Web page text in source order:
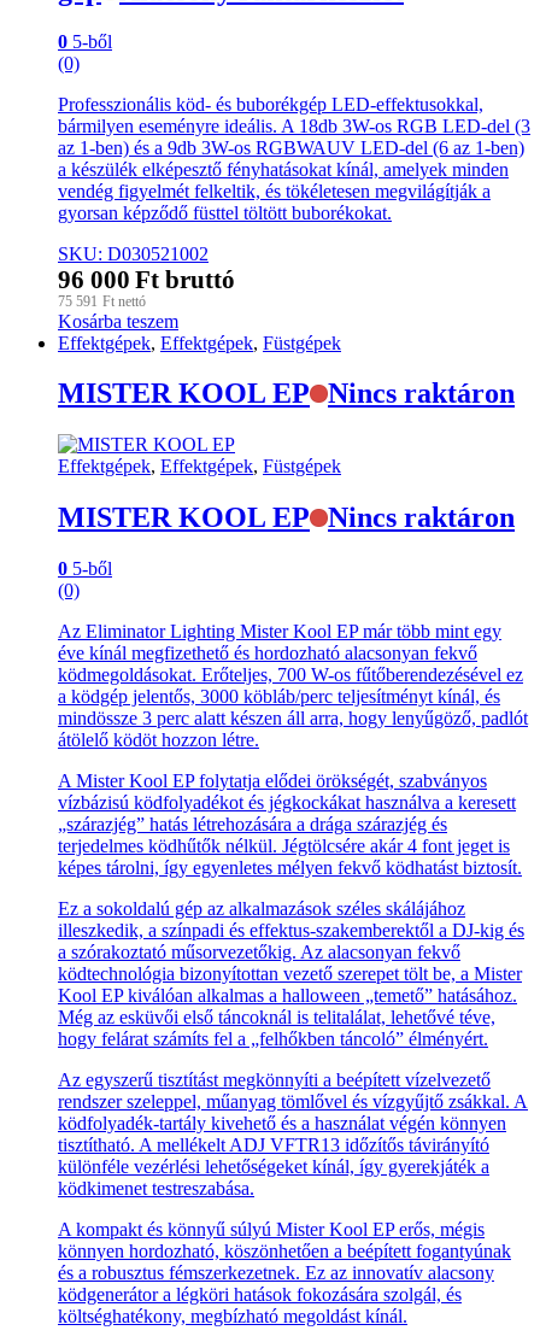
0 5-ből
(0)
Professzionális köd- és buborékgép LED-effektusokkal,
bármilyen eseményre ideális. A 18db 3W-os RGB LED-del (3
az 1-ben) és a 9db 3W-os RGBWAUV LED-del (6 az 1-ben)
a készülék elképesztő fényhatásokat kínál, amelyek minden
vendég figyelmét felkeltik, és tökéletesen megvilágítják a
gyorsan képződő füsttel töltött buborékokat.
SKU: D030521002
96 000 Ft bruttó
75 591 Ft nettó
Kosárba teszem
Effektgépek, Effektgépek, Füstgépek
MISTER KOOL EP Nincs raktáron
Effektgépek, Effektgépek, Füstgépek
MISTER KOOL EP Nincs raktáron
0 5-ből
(0)
Az Eliminator Lighting Mister Kool EP már több mint egy
éve kínál megfizethető és hordozható alacsonyan fekvő
ködmegoldásokat. Erőteljes, 700 W-os fűtőberendezésével ez
a ködgép jelentős, 3000 köbláb/perc teljesítményt kínál, és
mindössze 3 perc alatt készen áll arra, hogy lenyűgöző, padlót
átölelő ködöt hozzon létre.
A Mister Kool EP folytatja elődei örökségét, szabványos
vízbázisú ködfolyadékot és jégkockákat használva a keresett
„szárazjég” hatás létrehozására a drága szárazjég és
terjedelmes ködhűtők nélkül. Jégtölcsére akár 4 font jeget is
képes tárolni, így egyenletes mélyen fekvő ködhatást biztosít.
Ez a sokoldalú gép az alkalmazások széles skálájához
illeszkedik, a színpadi és effektus-szakemberektől a DJ-kig és
a szórakoztató műsorvezetőkig. Az alacsonyan fekvő
ködtechnológia bizonyítottan vezető szerepet tölt be, a Mister
Kool EP kiválóan alkalmas a halloween „temető” hatásához.
Még az esküvői első táncoknál is telitalálat, lehetővé téve,
hogy felárat számíts fel a „felhőkben táncoló” élményért.
Az egyszerű tisztítást megkönnyíti a beépített vízelvezető
rendszer szeleppel, műanyag tömlővel és vízgyűjtő zsákkal. A
ködfolyadék-tartály kivehető és a használat végén könnyen
tisztítható. A mellékelt ADJ VFTR13 időzítős távirányító
különféle vezérlési lehetőségeket kínál, így gyerekjáték a
ködkimenet testreszabása.
A kompakt és könnyű súlyú Mister Kool EP erős, mégis
könnyen hordozható, köszönhetően a beépített fogantyúnak
és a robusztus fémszerkezetnek. Ez az innovatív alacsony
ködgenerátor a légköri hatások fokozására szolgál, és
költséghatékony, megbízható megoldást kínál.